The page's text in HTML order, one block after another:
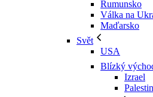
Rumunsko
Válka na
Maďarsko
Svět
USA
Blízký
Izrael